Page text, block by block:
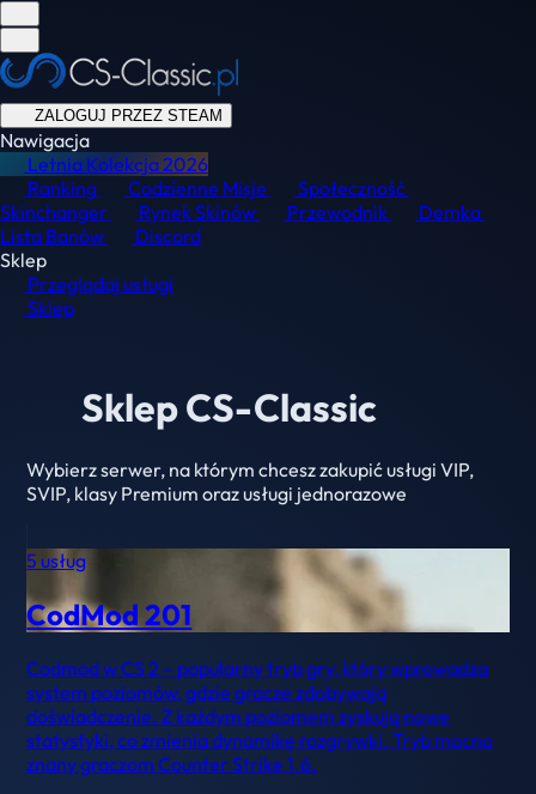
ZALOGUJ PRZEZ STEAM
Nawigacja
Letnia Kolekcja2026
Ranking
Codzienne Misje
Społeczność
Skinchanger
Rynek Skinów Przewodnik
Demka
Lista Banów
Discord
Sklep
Przeglądaj usługi
Sklep
Sklep CS-Classic
Wybierz serwer, na którym chcesz zakupić usługi VIP,
SVIP, klasy Premium oraz usługi jednorazowe
5 usług
CodMod 201
Codmod w CS 2 – popularny tryb gry, który wprowadza
system poziomów, gdzie gracze zdobywają
doświadczenie. Z każdym poziomem zyskują nowe
statystyki, co zmienia dynamikę rozgrywki. Tryb mocno
znany graczom Counter Strike 1.6.